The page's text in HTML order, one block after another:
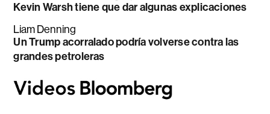
Kevin Warsh tiene que dar algunas explicaciones
Liam Denning
Un Trump acorralado podría volverse contra las
grandes petroleras